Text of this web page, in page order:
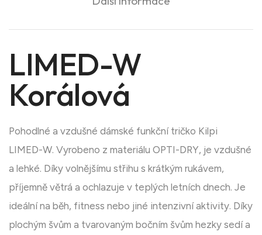
LIMED-W
Korálová
Pohodlné a vzdušné dámské funkční tričko Kilpi
LIMED-W. Vyrobeno z materiálu OPTI-DRY, je vzdušné
a lehké. Díky volnějšímu střihu s krátkým rukávem,
příjemně větrá a ochlazuje v teplých letních dnech. Je
ideální na běh, fitness nebo jiné intenzivní aktivity. Díky
plochým švům a tvarovaným bočním švům hezky sedí a